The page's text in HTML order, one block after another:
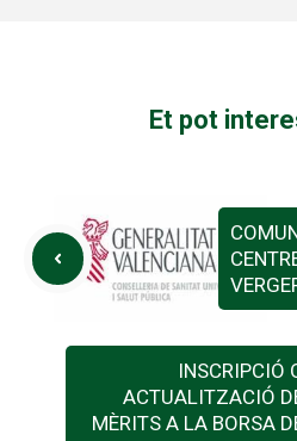
Et pot
INSCRIPCIÓ
ACTUALITZACIÓ
MÈRITS A LA BORSA